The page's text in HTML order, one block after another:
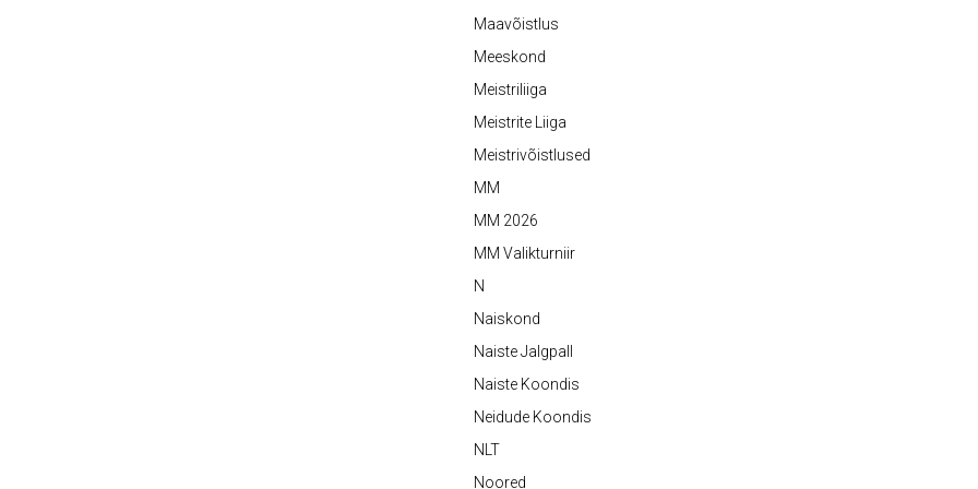
Maavõistlus
Meeskond
Meistriliiga
Meistrite Liiga
Meistrivõistlused
MM
MM 2026
MM Valikturniir
N
Naiskond
Naiste Jalgpall
Naiste Koondis
Neidude Koondis
NLT
Noored